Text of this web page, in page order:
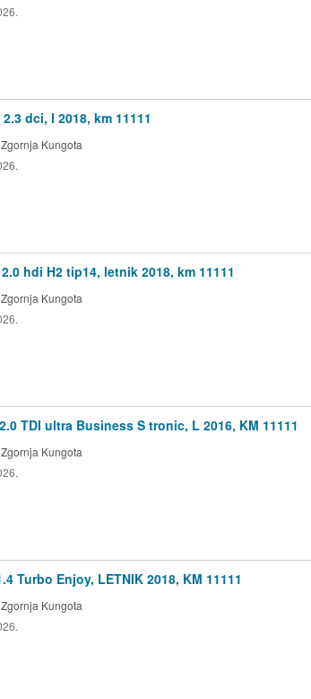
dci, l 2018, km 11111
Kungota
hdi H2 tip14, letnik 2018, km 11111
Kungota
TDI ultra Business S tronic, L 2016, KM 11111
Kungota
Turbo Enjoy, LETNIK 2018, KM 11111
Kungota